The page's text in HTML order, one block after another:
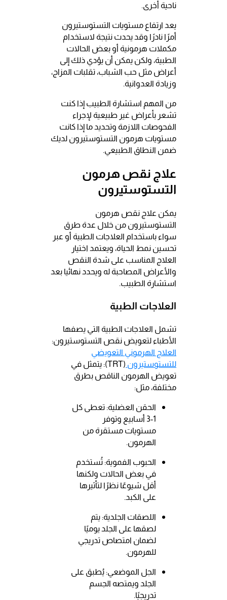
ناحية أخرى.
يعد ارتفاع مستويات التستوستيرون
أمرًا نادرًا وقد يحدث نتيجة لاستخدام
مكملات هرمونية أو بعض الحالات
الطبية، ولكن يمكن أن يؤدي ذلك إلى
أعراض مثل حب الشباب، تقلبات المزاج،
وزيادة العدوانية.
من المهم استشارة الطبيب إذا كنت
تشعر بأعراض غير طبيعية لإجراء
الفحوصات اللازمة وتحديد ما إذا كانت
مستويات هرمون التستوستيرون لديك
ضمن النطاق الطبيعي.
علاج نقص هرمون
التستوستيرون
يمكن علاج نقص هرمون
التستوستيرون من خلال عدة طرق
سواء باستخدام العلاجات الطبية أو عبر
تحسين نمط الحياة، ويعتمد اختيار
العلاج المناسب على شدة النقص
والأعراض المصاحبة له ويحدد نهائيا بعد
استشارة الطبيب.
العلاجات الطبية
تشمل العلاجات الطبية التي يصفها
الأطباء لتعويض نقص التستوستيرون:
العلاج الهرموني التعويضي
للتستوستيرون
(TRT): يتمثل في
تعويض الهرمون الناقص بطرق
مختلفة، مثل:
الحقن العضلية: تعطى كل
1-3 أسابيع وتوفر
مستويات مستقرة من
الهرمون.
الحبوب الفموية: تُستخدم
في بعض الحالات ولكنها
أقل شيوعًا نظرًا لتأثيرها
على الكبد.
اللصقات الجلدية: يتم
لصقها على الجلد يوميًا
لضمان امتصاص تدريجي
للهرمون.
الجل الموضعي: يُطبق على
الجلد ويمتصه الجسم
تدريجيًا.